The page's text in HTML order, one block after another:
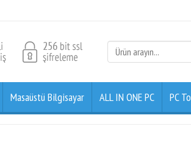
Masaüstü Bilgisayar ALL IN ONE PC PC